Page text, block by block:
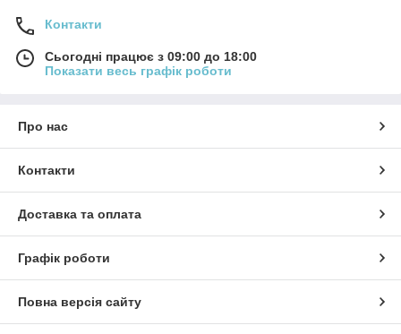
Контакти
Сьогодні працює з 09:00 до 18:00
Показати весь графік роботи
Про нас
Контакти
Доставка та оплата
Графік роботи
Повна версія сайту